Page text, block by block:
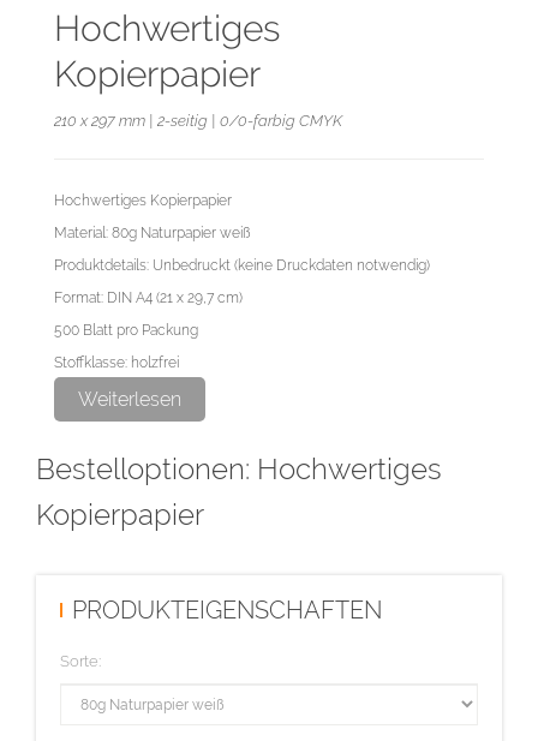
Hochwertiges
Kopierpapier
210 x 297 mm | 2-seitig | 0/0-farbig CMYK
Hochwertiges Kopierpapier
Material: 80g Naturpapier weiß
Produktdetails: Unbedruckt (keine Druckdaten notwendig)
Format: DIN A4 (21 x 29,7 cm)
500 Blatt pro Packung
Stoffklasse: holzfrei
Oberfläche: matt
Weiterlesen
Bestelloptionen: Hochwertiges
Kopierpapier
PRODUKTEIGENSCHAFTEN
Sorte: